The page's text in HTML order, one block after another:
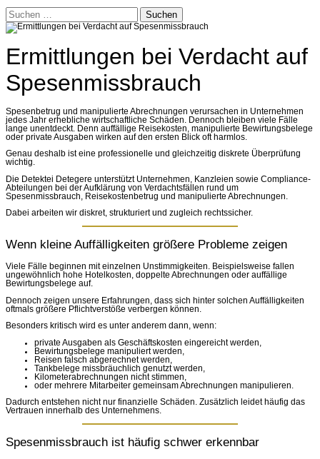
Suchen
nach:
Ermittlungen bei Verdacht auf
Spesenmissbrauch
Spesenbetrug und manipulierte Abrechnungen verursachen in Unternehmen
jedes Jahr erhebliche wirtschaftliche Schäden. Dennoch bleiben viele Fälle
lange unentdeckt. Denn auffällige Reisekosten, manipulierte Bewirtungsbelege
oder private Ausgaben wirken auf den ersten Blick oft harmlos.
Genau deshalb ist eine professionelle und gleichzeitig diskrete Überprüfung
wichtig.
Die Detektei Detegere unterstützt Unternehmen, Kanzleien sowie Compliance-
Abteilungen bei der Aufklärung von Verdachtsfällen rund um
Spesenmissbrauch, Reisekostenbetrug und manipulierte Abrechnungen.
Dabei arbeiten wir diskret, strukturiert und zugleich rechtssicher.
Wenn kleine Auffälligkeiten größere Probleme zeigen
Viele Fälle beginnen mit einzelnen Unstimmigkeiten. Beispielsweise fallen
ungewöhnlich hohe Hotelkosten, doppelte Abrechnungen oder auffällige
Bewirtungsbelege auf.
Dennoch zeigen unsere Erfahrungen, dass sich hinter solchen Auffälligkeiten
oftmals größere Pflichtverstöße verbergen können.
Besonders kritisch wird es unter anderem dann, wenn:
private Ausgaben als Geschäftskosten eingereicht werden,
Bewirtungsbelege manipuliert werden,
Reisen falsch abgerechnet werden,
Tankbelege missbräuchlich genutzt werden,
Kilometerabrechnungen nicht stimmen,
oder mehrere Mitarbeiter gemeinsam Abrechnungen manipulieren.
Dadurch entstehen nicht nur finanzielle Schäden. Zusätzlich leidet häufig das
Vertrauen innerhalb des Unternehmens.
Spesenmissbrauch ist häufig schwer erkennbar